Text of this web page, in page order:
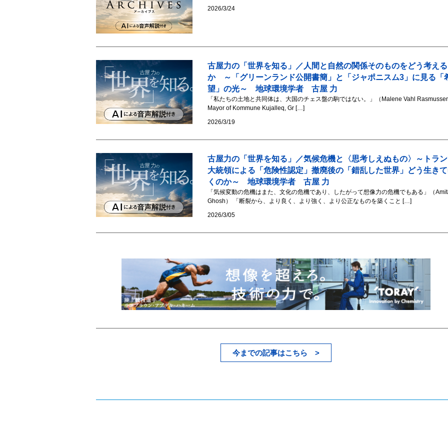
2026/3/24
古屋力の「世界を知る」／人間と自然の関係そのものをどう考える
か ～「グリーンランド公開書簡」と「ジャポニスム3」に見る「
望」の光～ 地球環境学者 古屋 力
「私たちの土地と共同体は、大国のチェス盤の駒ではない。」（Malene Vahl
Mayor of Kommune Kujalleq, Gr […]
2026/3/19
古屋力の「世界を知る」／気候危機と〈思考しえぬもの〉～トラ
大統領による「危険性認定」撤廃後の「錯乱した世界」どう生き
くのか～ 地球環境学者 古屋 力
「気候変動の危機はまた、文化の危機であり、したがって想像力の危機でもある」（
Ghosh） 「断裂から、より良く、より強く、より公正なものを築くこと […]
2026/3/05
今までの記事はこちら >